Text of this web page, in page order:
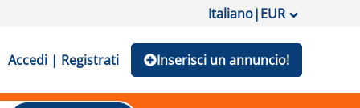
Italiano|EUR
Accedi | Registrati Inserisci un annuncio!